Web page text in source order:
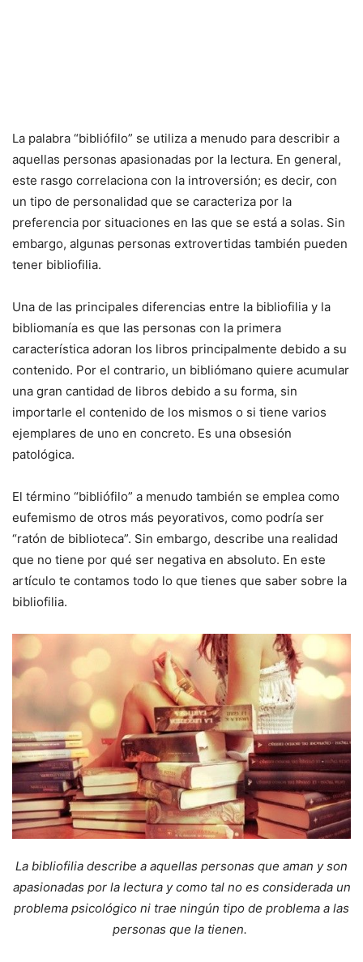
La palabra “bibliófilo” se utiliza a menudo para describir a
aquellas personas apasionadas por la lectura. En general,
este rasgo correlaciona con la introversión; es decir, con
un tipo de personalidad que se caracteriza por la
preferencia por situaciones en las que se está a solas. Sin
embargo, algunas personas extrovertidas también pueden
tener bibliofilia.
Una de las principales diferencias entre la bibliofilia y la
bibliomanía es que las personas con la primera
característica adoran los libros principalmente debido a su
contenido. Por el contrario, un bibliómano quiere acumular
una gran cantidad de libros debido a su forma, sin
importarle el contenido de los mismos o si tiene varios
ejemplares de uno en concreto. Es una obsesión
patológica.
El término “bibliófilo” a menudo también se emplea como
eufemismo de otros más peyorativos, como podría ser
“ratón de biblioteca”. Sin embargo, describe una realidad
que no tiene por qué ser negativa en absoluto. En este
artículo te contamos todo lo que tienes que saber sobre la
bibliofilia.
La bibliofilia describe a aquellas personas que aman y son
apasionadas por la lectura y como tal no es considerada un
problema psicológico ni trae ningún tipo de problema a las
personas que la tienen.